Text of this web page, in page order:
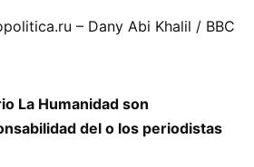
– Dany Abi Khalil / BBC
La Humanidad son
del o los periodistas